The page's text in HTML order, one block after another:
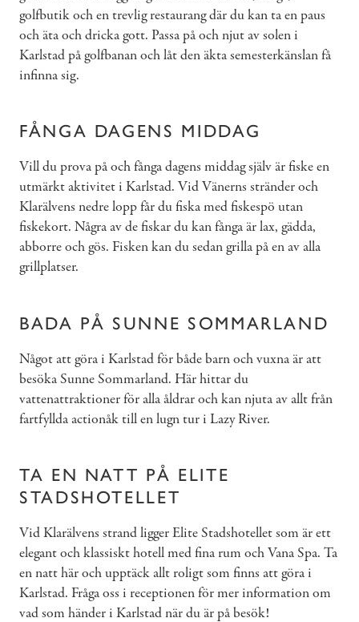
golfbutik och en trevlig restaurang där du kan ta en paus
och äta och dricka gott. Passa på och njut av solen i
Karlstad på golfbanan och låt den äkta semesterkänslan få
infinna sig.
FÅNGA DAGENS MIDDAG
Vill du prova på och fånga dagens middag själv är fiske en
utmärkt aktivitet i Karlstad. Vid Vänerns stränder och
Klarälvens nedre lopp får du fiska med fiskespö utan
fiskekort. Några av de fiskar du kan fånga är lax, gädda,
abborre och gös. Fisken kan du sedan grilla på en av alla
grillplatser.
BADA PÅ SUNNE SOMMARLAND
Något att göra i Karlstad för både barn och vuxna är att
besöka Sunne Sommarland. Här hittar du
vattenattraktioner för alla åldrar och kan njuta av allt från
fartfyllda actionåk till en lugn tur i Lazy River.
TA EN NATT PÅ ELITE
STADSHOTELLET
Vid Klarälvens strand ligger Elite Stadshotellet som är ett
elegant och klassiskt hotell med fina rum och Vana Spa. Ta
en natt här och upptäck allt roligt som finns att göra i
Karlstad. Fråga oss i receptionen för mer information om
vad som händer i Karlstad när du är på besök!